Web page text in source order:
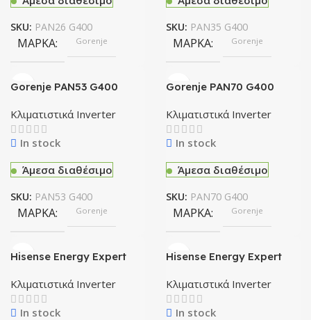
SKU: PAN26 G400
ΜΆΡΚΑ Gorenje
SKU: PAN35 G400
ΜΆΡΚΑ Gorenje
Gorenje PAN53 G400
Inverter BTU A++/A+++ με
WiFi
Κλιματιστικά Inverter
In stock
Άμεσα διαθέσιμο
SKU: PAN53 G400
ΜΆΡΚΑ Gorenje
Gorenje PAN70 G400
Inverter 24000 BTU
A++/A+++ με WiFi
Κλιματιστικά Inverter
In stock
Άμεσα διαθέσιμο
SKU: PAN70 G400
ΜΆΡΚΑ Gorenje
Hisense Energy Expert
KF25MR0EW
Κλιματιστικά Inverter
In stock
Hisense Energy Expert
KF35XR0EW
Κλιματιστικά Inverter
In stock